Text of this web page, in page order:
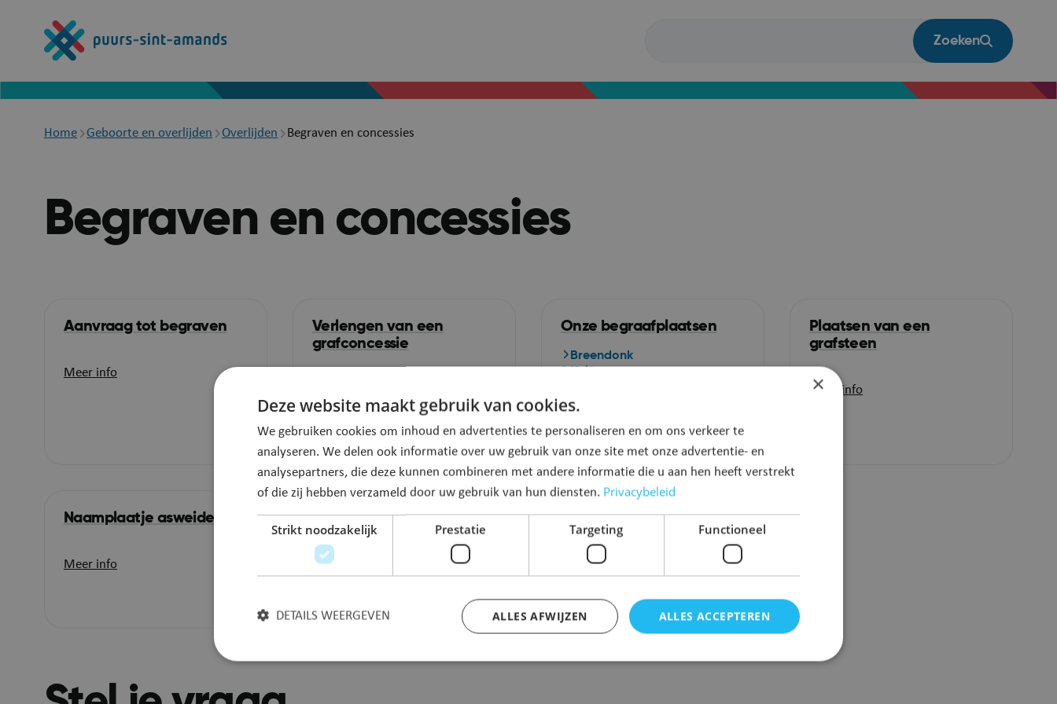
inhoud
gaan
Zoeken
Breadcrumb
Home Geboorte en overlijden Overlijden Begraven en concessies
Begraven en concessies
Aanvraag tot begraven
Meer info
Verlengen van een
grafconcessie
Onze begraafplaatsen
Breendonk
Lippelo
Toon alles
Plaatsen van een
grafsteen
Meer info
Naamplaatje asweide
Meer info
Regeling
begrafeniskosten bij
onvoldoende middelen
×
Deze website maakt gebruik van cookies.
We gebruiken cookies om inhoud en advertenties te personaliseren en om ons verkeer te
analyseren. We delen ook informatie over uw gebruik van onze site met onze advertentie- en
analysepartners, die deze kunnen combineren met andere informatie die u aan hen heeft verstrekt
of die zij hebben verzameld door uw gebruik van hun diensten. Privacybeleid
Strikt noodzakelijk Prestatie Targeting Functioneel
ALLES ACCEPTEREN
ALLES AFWIJZEN
DETAILS WEERGEVEN